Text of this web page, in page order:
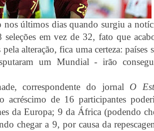
nos últimos dias quando surgiu a
em vez de 32, fato que
alteração, fica uma certeza: países
um Mundial - irão
correspondente do jornal O
acréscimo de 16 participantes
da Europa; 9 da África (podendo
chegar a 9, por causa da